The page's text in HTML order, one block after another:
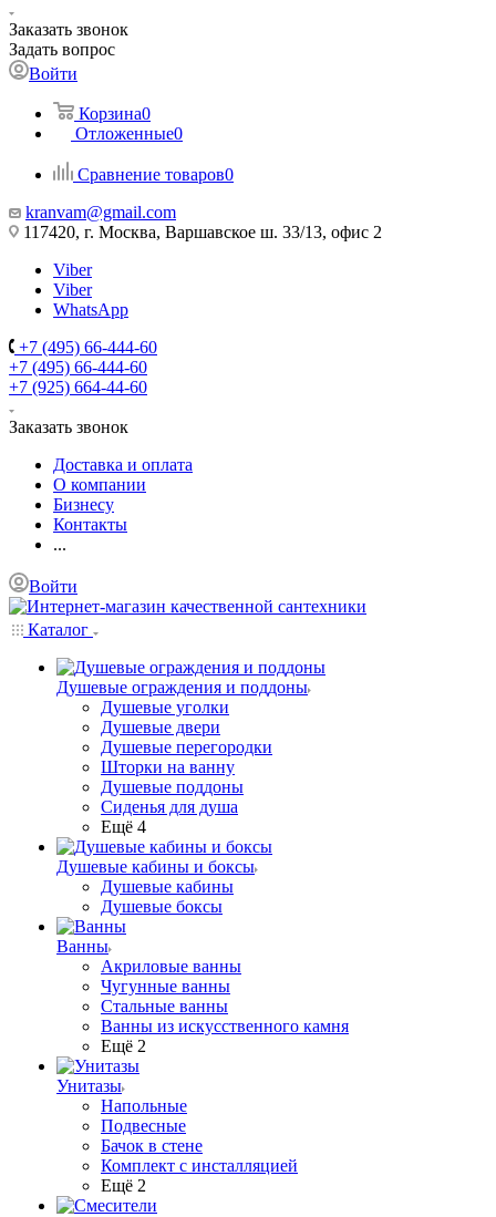
Заказать звонок
Задать вопрос
Войти
Корзина0
Отложенные0
Сравнение товаров0
kranvam@gmail.com
117420, г. Москва, Варшавское ш. 33/13, офис 2
Viber
Viber
WhatsApp
+7 (495) 66-444-60
+7 (495) 66-444-60
+7 (925) 664-44-60
Заказать звонок
Доставка и оплата
О компании
Бизнесу
Контакты
...
Войти
Каталог
Душевые ограждения и поддоны
Душевые уголки
Душевые двери
Душевые перегородки
Шторки на ванну
Душевые поддоны
Сиденья для душа
Ещё 4
Душевые кабины и боксы
Душевые кабины
Душевые боксы
Ванны
Акриловые ванны
Чугунные ванны
Стальные ванны
Ванны из искусственного камня
Ещё 2
Унитазы
Напольные
Подвесные
Бачок в стене
Комплект с инсталляцией
Ещё 2